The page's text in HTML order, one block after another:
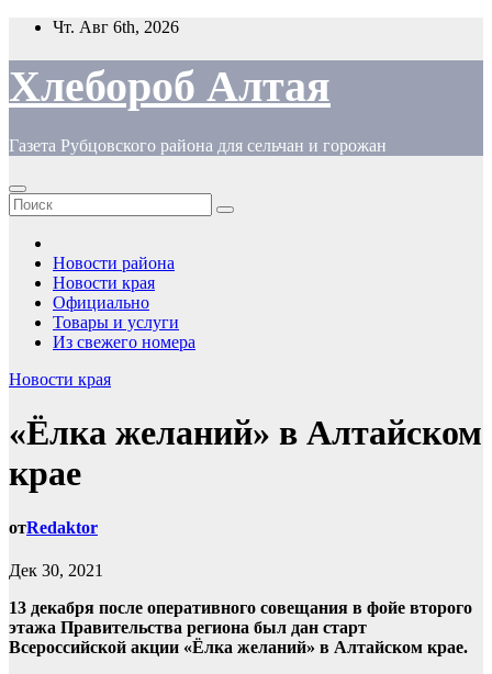
Перейти
содержимому
Чт. Авг 6th, 2026
Хлебороб Алтая
Газета Рубцовского района для сельчан и горожан
Новости района
Новости края
Официально
Товары и услуги
Из свежего номера
Новости края
«Ёлка желаний» в Алтайском
крае
отRedaktor
Дек 30, 2021
13 декабря после оперативного совещания в фойе второго
этажа Правительства региона был дан старт
Всероссийской акции «Ёлка желаний» в Алтайском крае.